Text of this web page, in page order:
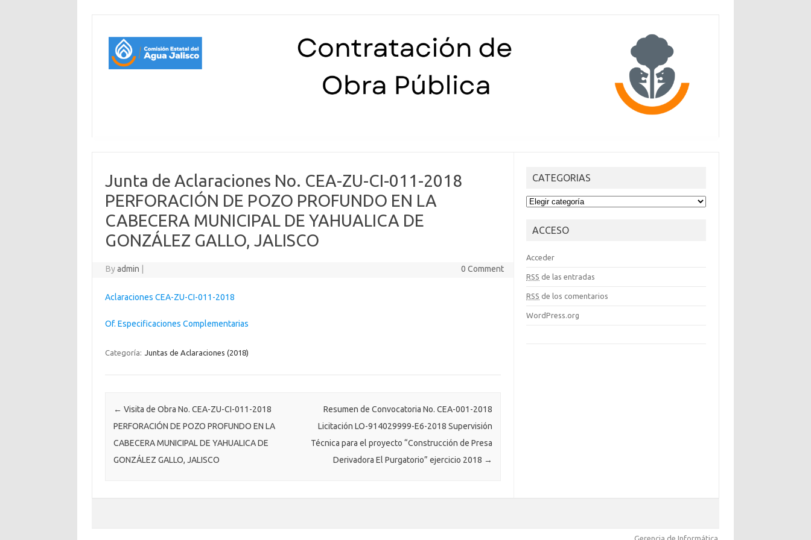
Junta de Aclaraciones No. CEA-ZU-CI-011-2018
PERFORACIÓN DE POZO PROFUNDO EN LA
CABECERA MUNICIPAL DE YAHUALICA DE
GONZÁLEZ GALLO, JALISCO
Byadmin 0 Comment
Aclaraciones CEA-ZU-CI-011-2018
Of. Especificaciones Complementarias
Categoría: Juntas de Aclaraciones (2018)
Post navigation
← Visita de Obra No. CEA-ZU-CI-011-2018
PERFORACIÓN DE POZO PROFUNDO EN LA
CABECERA MUNICIPAL DE YAHUALICA DE
GONZÁLEZ GALLO, JALISCO
Resumen de Convocatoria No. CEA-001-2018
Licitación LO-914029999-E6-2018 Supervisión
Técnica para el proyecto “Construcción de Presa
Derivadora El Purgatorio” ejercicio 2018 →
CATEGORIAS
CATEGORIAS
ACCESO
Acceder
RSS de las entradas
RSS de los comentarios
WordPress.org